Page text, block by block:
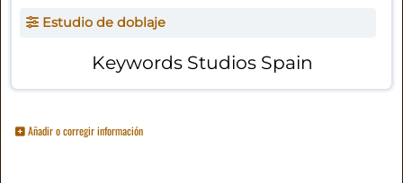
Estudio de doblaje
Keywords Studios Spain
Añadir o corregir información